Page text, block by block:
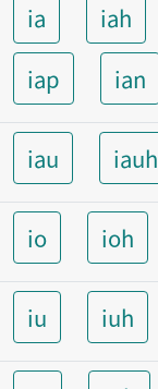
ia iah
iap
ian
iau iauh
io ioh
iu iuh